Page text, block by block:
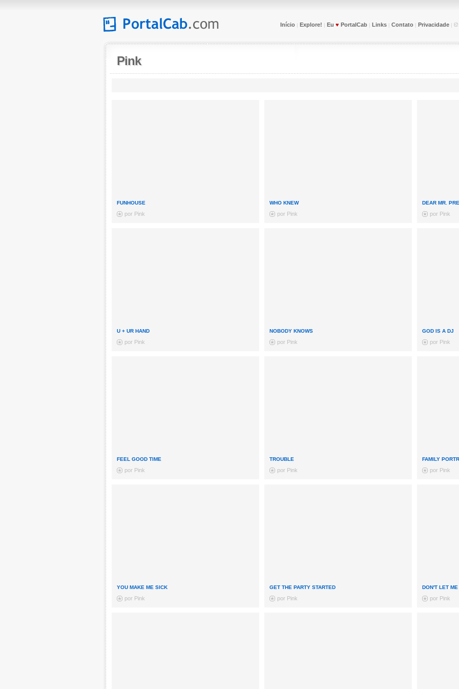
Início| Explore! | Eu ♥ PortalCab| Links| Contato| Privacidade|
Pink
FUNHOUSE
por Pink
WHO KNEW
por Pink
DEAR MR.
por Pink
U + UR HAND
por Pink
NOBODY KNOWS
por Pink
GOD IS A DJ
por Pink
FEEL GOOD TIME
por Pink
TROUBLE
por Pink
FAMILY
por Pink
YOU MAKE ME SICK
por Pink
GET THE PARTY STARTED
por Pink
DON'T LET
por Pink